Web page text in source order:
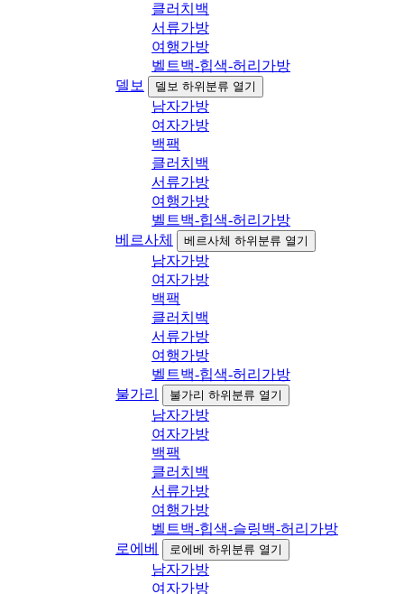
클러치백
서류가방
여행가방
벨트백-힙색-허리가방
델보
델보 하위분류 열기
남자가방
여자가방
백팩
클러치백
서류가방
여행가방
벨트백-힙색-허리가방
베르사체
베르사체 하위분류 열기
남자가방
여자가방
백팩
클러치백
서류가방
여행가방
벨트백-힙색-허리가방
불가리
불가리 하위분류 열기
남자가방
여자가방
백팩
클러치백
서류가방
여행가방
벨트백-힙색-슬링백-허리가방
로에베
로에베 하위분류 열기
남자가방
여자가방